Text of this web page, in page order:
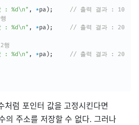
: %d\n" , *pa ) ;
// 출력 결과 : 10
: %d\n" , *pa ) ;
// 출력 결과 : 20
행
: %d\n" , *pa ) ; // 출력 결과 : 20
럼 포인터 값을 고정시킨다면
의 주소를 저장할 수 없다. 그러나